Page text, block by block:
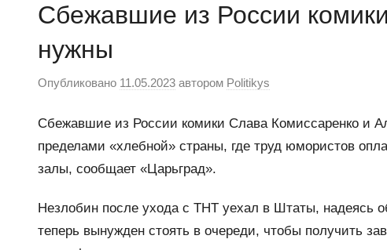
WordPress
Сбежавшие из России
нужны
Опубликовано 11.05.2023 автором Politikys
Сбежавшие из России комики Слава Комиссаренко и
пределами «хлебной» страны, где труд юмористов
залы, сообщает «Царьград».
Незлобин после ухода с ТНТ уехал в Штаты, надеясь
теперь вынужден стоять в очереди, чтобы получить